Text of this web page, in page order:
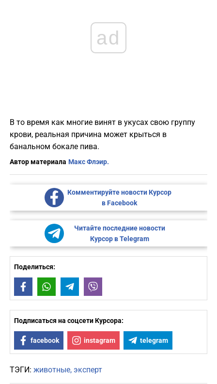
ad
В то время как многие винят в укусах свою группу
крови, реальная причина может крыться в
банальном бокале пива.
Автор материала Макс Флэир.
Комментируйте новости Курсор
в Facebook
Читайте последние новости
Курсор в Telegram
Поделиться:
FacebookWhatsAppTelegram
Подписаться на соцсети Курсора:
facebook instagram telegram
ТЭГИ: животные эксперт